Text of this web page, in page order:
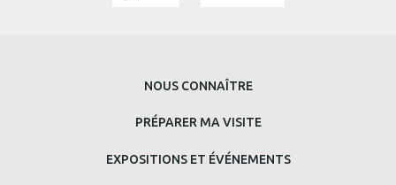
PRINCIPAL
NOUS CONNAÎTRE
PRÉPARER MA VISITE
EXPOSITIONS ET ÉVÉNEMENTS